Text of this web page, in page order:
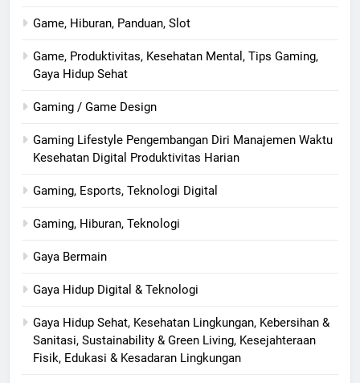
Game, Hiburan, Panduan, Slot
Game, Produktivitas, Kesehatan Mental, Tips Gaming,
Gaya Hidup Sehat
Gaming / Game Design
Gaming Lifestyle Pengembangan Diri Manajemen Waktu
Kesehatan Digital Produktivitas Harian
Gaming, Esports, Teknologi Digital
Gaming, Hiburan, Teknologi
Gaya Bermain
Gaya Hidup Digital & Teknologi
Gaya Hidup Sehat, Kesehatan Lingkungan, Kebersihan &
Sanitasi, Sustainability & Green Living, Kesejahteraan
Fisik, Edukasi & Kesadaran Lingkungan